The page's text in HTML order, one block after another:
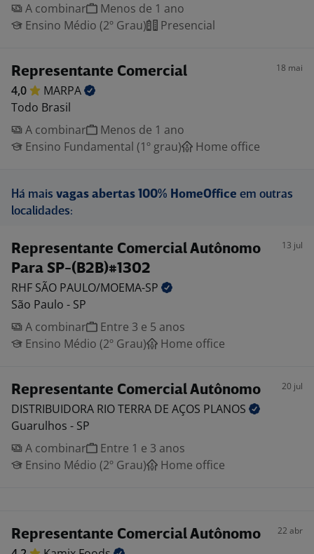
A combinar
Menos de 1 ano
Ensino Médio (2º Grau)
Presencial
Representante Comercial 18 mai
4,0
MARPA
Todo Brasil
A combinar
Menos de 1 ano
Ensino Fundamental (1º grau)
Home office
Há mais vagas abertas 100% HomeOffice em outras
localidades:
Representante Comercial Autônomo
Para SP-(B2B)#1302
13 jul
RHF SÃO PAULO/MOEMA-SP
São Paulo - SP
A combinar
Entre 3 e 5 anos
Ensino Médio (2º Grau)
Home office
Representante Comercial Autônomo 20 jul
DISTRIBUIDORA RIO TERRA DE AÇOS PLANOS
Guarulhos - SP
A combinar
Entre 1 e 3 anos
Ensino Médio (2º Grau)
Home office
Representante Comercial Autônomo 22 abr